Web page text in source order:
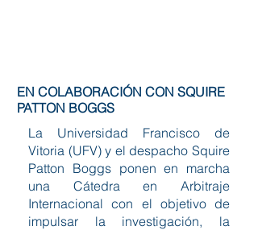
EN COLABORACIÓN CON SQUIRE
PATTON BOGGS
La Universidad Francisco de
Vitoria (UFV) y el despacho Squire
Patton Boggs ponen en marcha
una Cátedra en Arbitraje
Internacional con el objetivo de
impulsar la investigación, la